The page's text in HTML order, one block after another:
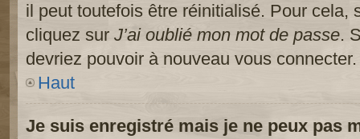
il peut toutefois être réinitialisé. Pour cela,
cliquez sur J’ai oublié mon mot de passe.
devriez pouvoir à nouveau vous connecter.
Haut
Je suis enregistré mais je ne peux pas